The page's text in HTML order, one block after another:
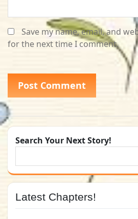
Save my name, email, and
for the next time I comment.
Search Your Next Story!
Latest Chapters!